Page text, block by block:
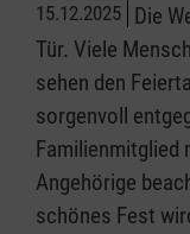
15.12.2025 Die
Tür. Viele
sehen den
sorgenvoll
Familienmitglied
Angehörige
schönes Fest